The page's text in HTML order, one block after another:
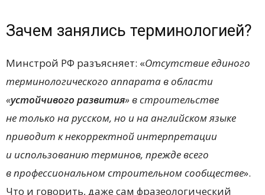
Зачем занялись терминологией?
Минстрой РФ разъясняет: «Отсутствие единого
терминологического аппарата в области
«устойчивого развития» в строительстве
не только на русском, но и на английском языке
приводит к некорректной интерпретации
и использованию терминов, прежде всего
в профессиональном строительном сообществе».
Что и говорить, даже сам фразеологический